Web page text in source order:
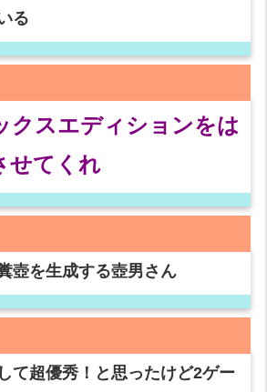
る
クスエディションをは
せてくれ
壺を生成する壺男さん
て超優秀！と思ったけど2ゲー